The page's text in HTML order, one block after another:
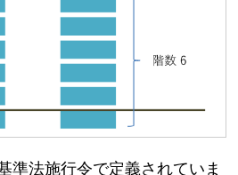
準法施行令で定義されていま